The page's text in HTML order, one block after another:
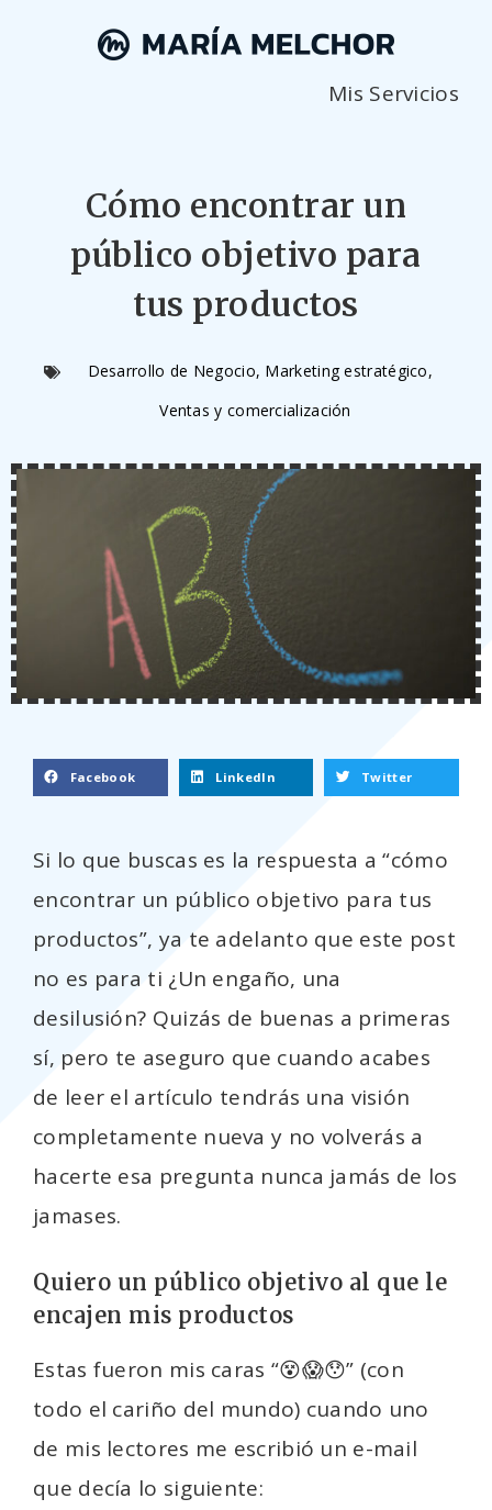
Mis Servicios
Cómo encontrar un
público objetivo para
tus productos
Desarrollo de Negocio, Marketing estratégico,
Ventas y comercialización
Facebook LinkedIn Twitter
Si lo que buscas es la respuesta a “cómo
encontrar un público objetivo para tus
productos”, ya te adelanto que este post
no es para ti ¿Un engaño, una
desilusión? Quizás de buenas a primeras
sí, pero te aseguro que cuando acabes
de leer el artículo tendrás una visión
completamente nueva y no volverás a
hacerte esa pregunta nunca jamás de los
jamases.
Quiero un público objetivo al que le
encajen mis productos
Estas fueron mis caras “😵😱😯” (con
todo el cariño del mundo) cuando uno
de mis lectores me escribió un e-mail
que decía lo siguiente: